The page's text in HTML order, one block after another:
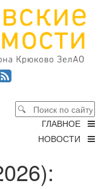
ГЛАВНОЕ
НОВОСТИ